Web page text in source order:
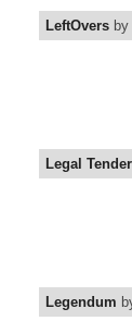
LeftOvers by
Legal Tender
Legendum